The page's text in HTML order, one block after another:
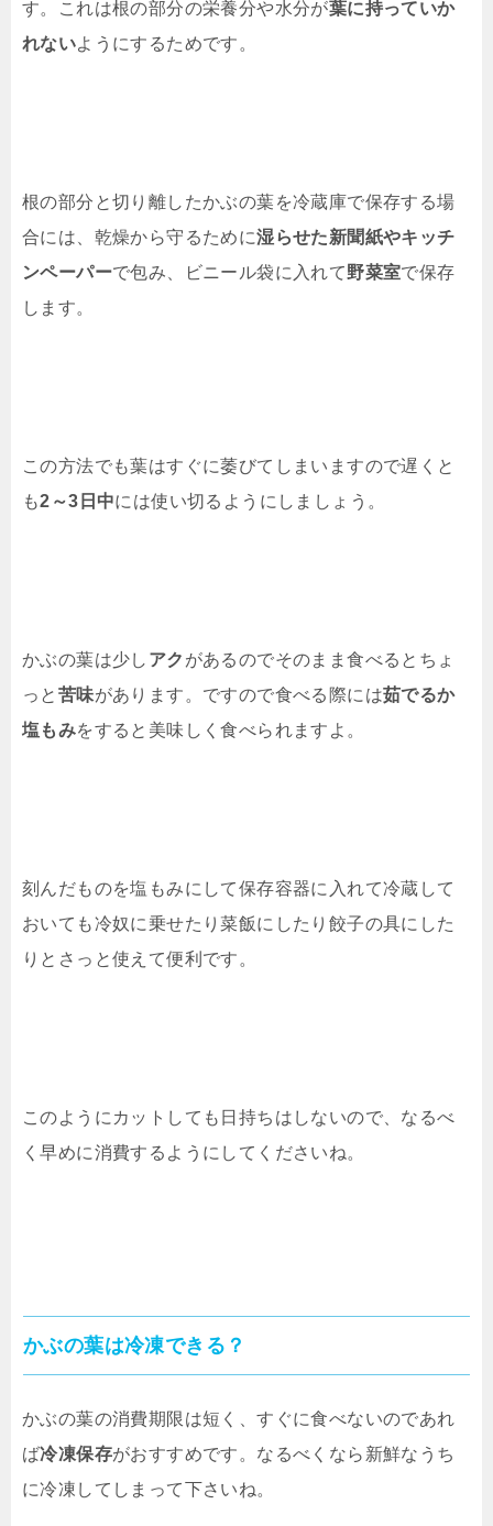
す。これは根の部分の栄養分や水分が葉に持っていか
れないようにするためです。
根の部分と切り離したかぶの葉を冷蔵庫で保存する場
合には、乾燥から守るために湿らせた新聞紙やキッチ
ンペーパーで包み、ビニール袋に入れて野菜室で保存
します。
この方法でも葉はすぐに萎びてしまいますので遅くと
も2～3日中には使い切るようにしましょう。
かぶの葉は少し アク があるのでそのまま食べるとちょ
っと 苦味があります。ですので食べる際には茹でるか
塩もみをすると美味しく食べられますよ。
刻んだものを塩もみにして保存容器に入れて冷蔵して
おいても冷奴に乗せたり菜飯にしたり餃子の具にした
りとさっと使えて便利です。
このようにカットしても日持ちはしないので、なるべ
く早めに消費するようにしてくださいね。
かぶの葉は冷凍できる？
かぶの葉の消費期限は短く、すぐに食べないのであれ
ば冷凍保存がおすすめです。なるべくなら新鮮なうち
に冷凍してしまって下さいね。